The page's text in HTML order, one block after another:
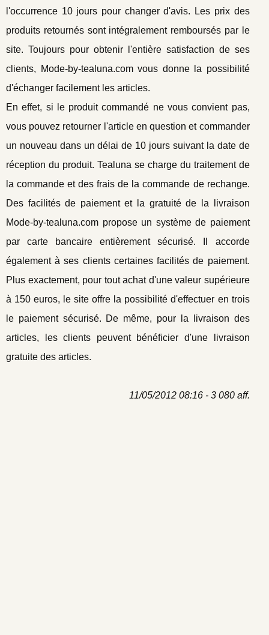
l'occurrence 10 jours pour changer d'avis. Les prix des
produits retournés sont intégralement remboursés par le
site. Toujours pour obtenir l'entière satisfaction de ses
clients, Mode-by-tealuna.com vous donne la possibilité
d'échanger facilement les articles.
En effet, si le produit commandé ne vous convient pas,
vous pouvez retourner l'article en question et commander
un nouveau dans un délai de 10 jours suivant la date de
réception du produit. Tealuna se charge du traitement de
la commande et des frais de la commande de rechange.
Des facilités de paiement et la gratuité de la livraison
Mode-by-tealuna.com propose un système de paiement
par carte bancaire entièrement sécurisé. Il accorde
également à ses clients certaines facilités de paiement.
Plus exactement, pour tout achat d'une valeur supérieure
à 150 euros, le site offre la possibilité d'effectuer en trois
le paiement sécurisé. De même, pour la livraison des
articles, les clients peuvent bénéficier d'une livraison
gratuite des articles.
11/05/2012 08:16 - 3 080 aff.